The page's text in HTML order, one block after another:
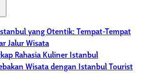
yang Otentik: Tempat-Tempat
Jalur Wisata
Rahasia Kuliner Istanbul
Wisata dengan Istanbul Tourist